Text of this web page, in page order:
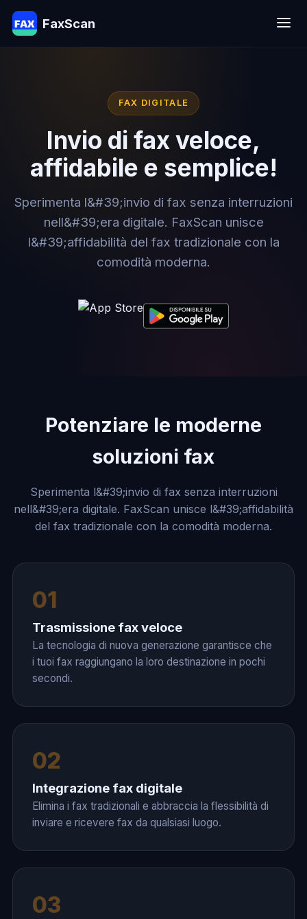
FaxScan
FAX DIGITALE
Invio di fax veloce,
affidabile e semplice!
Sperimenta l&#39;invio di fax senza interruzioni
nell&#39;era digitale. FaxScan unisce
l&#39;affidabilità del fax tradizionale con la
comodità moderna.
Potenziare le moderne
soluzioni fax
Sperimenta l&#39;invio di fax senza interruzioni
nell&#39;era digitale. FaxScan unisce l&#39;affidabilità
del fax tradizionale con la comodità moderna.
01
Trasmissione fax veloce
La tecnologia di nuova generazione garantisce che
i tuoi fax raggiungano la loro destinazione in pochi
secondi.
02
Integrazione fax digitale
Elimina i fax tradizionali e abbraccia la flessibilità di
inviare e ricevere fax da qualsiasi luogo.
03